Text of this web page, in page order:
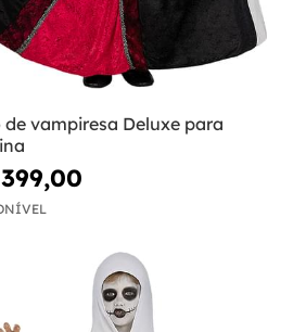
de vampiresa Deluxe para